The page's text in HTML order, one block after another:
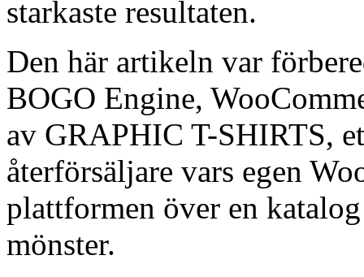
starkaste resultaten.
Den här artikeln var
BOGO Engine,
av GRAPHIC T-SHIRTS,
återförsäljare vars egen
plattformen över en
mönster.